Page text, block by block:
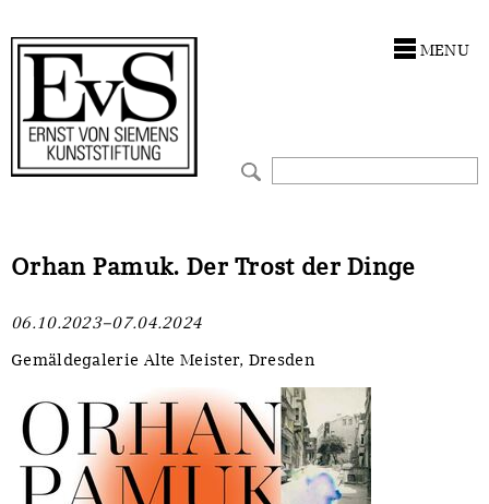
MENU
Orhan Pamuk. Der Trost der Dinge
06.10.2023–07.04.2024
Gemäldegalerie Alte Meister, Dresden
Förderphilosophie
Gremien
Stellenangebote
Ankauf
Restaurierungen
UKRAINE-Förderlinie
Zwischenfinanzierung